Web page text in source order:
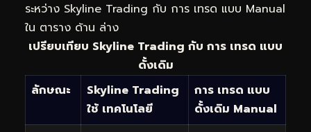
ระหว่าง Skyline Trading กับ การ เทรด แบบ Manual
ใน ตาราง ด้าน ล่าง
เปรียบเทียบ Skyline Trading กับ การ เทรด แบบ
ดั้งเดิม
ลักษณะ
Skyline Trading
ใช้ เทคโนโลยี
การ เทรด แบบ
ดั้งเดิม Manual